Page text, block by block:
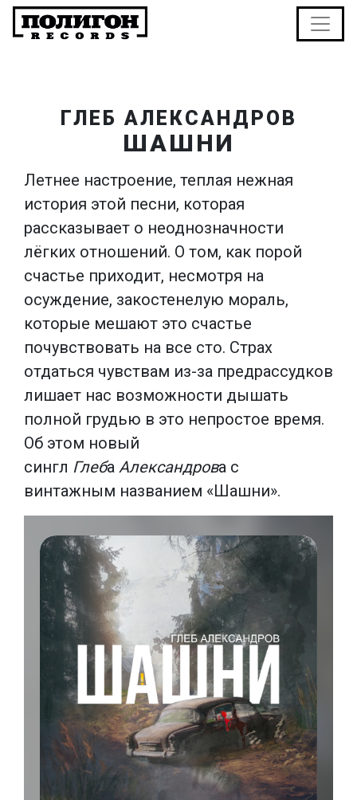
ГЛЕБ АЛЕКСАНДРОВ
ШАШНИ
Летнее настроение, теплая нежная
история этой песни, которая
рассказывает о неоднозначности
лёгких отношений. О том, как порой
счастье приходит, несмотря на
осуждение, закостенелую мораль,
которые мешают это счастье
почувствовать на все сто. Страх
отдаться чувствам из-за предрассудков
лишает нас возможности дышать
полной грудью в это непростое время.
Об этом новый
сингл Глеба Александрова с
винтажным названием «Шашни».